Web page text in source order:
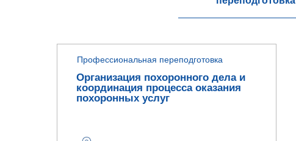
Организация похоронного дела и
координация процесса оказания
похоронных услуг
Профессиональная переподготовка